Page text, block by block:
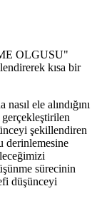
OLGUSU"
kısa bir
ele alındığını
şekillendiren
derinlemesine
sürecinin
düşünceyi